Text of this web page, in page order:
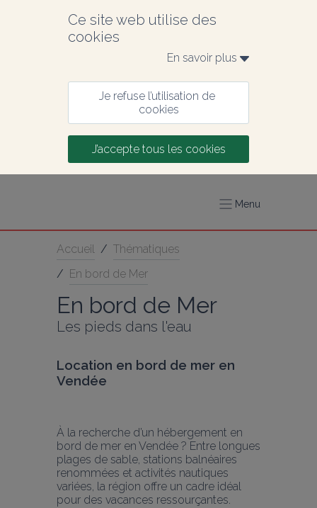
Ce site web utilise des
cookies
En savoir plus
Je refuse l’utilisation de
cookies
J’accepte tous les cookies
Menu
Accueil / Thématiques
/ En bord de Mer
En bord de Mer
Les pieds dans l'eau
Location en bord de mer en
Vendée
À la recherche d’un hébergement en
bord de mer en Vendée ? Entre longues
plages de sable, stations balnéaires
renommées et activités nautiques
variées, la région offre un cadre idéal
pour des vacances ressourçantes.